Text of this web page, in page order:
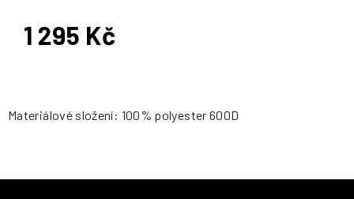
1 295 Kč
Měrná
Materiálové složení: 100% polyester 600D